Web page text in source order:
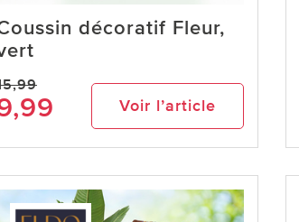
décoratif Fleur,
Voir l’article